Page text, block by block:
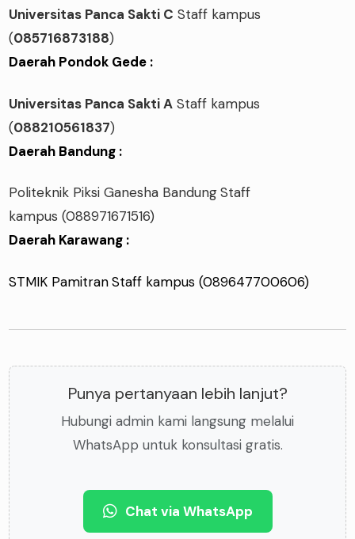
Universitas Panca Sakti C Staff kampus
(085716873188)
Daerah Pondok Gede :
Universitas Panca Sakti A Staff kampus
(088210561837)
Daerah Bandung :
Politeknik Piksi Ganesha BandungStaff
kampus(088971671516)
Daerah Karawang :
STMIK PamitranStaff kampus(089647700606)
Punya pertanyaan lebih lanjut?
Hubungi admin kami langsung melalui
WhatsApp untuk konsultasi gratis.
Chat via WhatsApp